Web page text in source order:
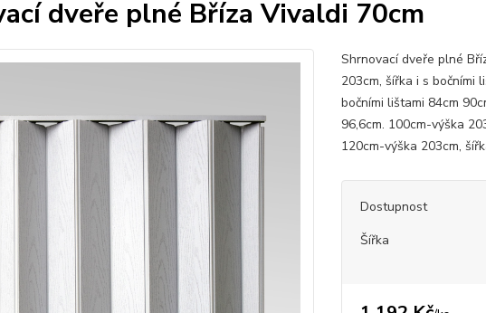
dveře plné Bříza Vivaldi 70cm
Shrnovací dveře plné
203cm, šířka i s bočními
bočními lištami 84cm
96,6cm. 100cm-výška
120cm-výška 203cm,
Dostupnost
Šířka